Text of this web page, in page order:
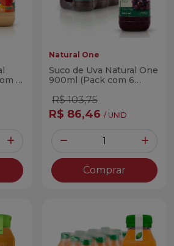
6
Adicionar Quantidade
Natural One
Suco de Uva Natural One
900ml (Pack com 6
R$ 103,75
R$ 86,46 / UNID
Diminuir Quantidade
Quantidade
Comprar